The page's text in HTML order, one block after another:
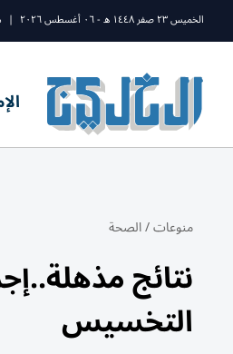
الخميس ٢٣ صفر ١٤٤٨ ه - ٠٦ أغسطس ٢٠٢٦ |
منوعات/الصحة
نتائج
التخسيس